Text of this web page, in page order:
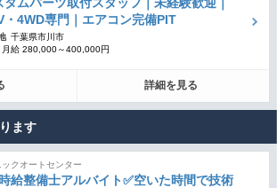
・4WD専門｜エアコン完備PIT
千葉県市川市
月給 280,000～400,000円
詳細を見る
ます
ックオートセンター
給整備士アルバイト✅空いた時間で技術